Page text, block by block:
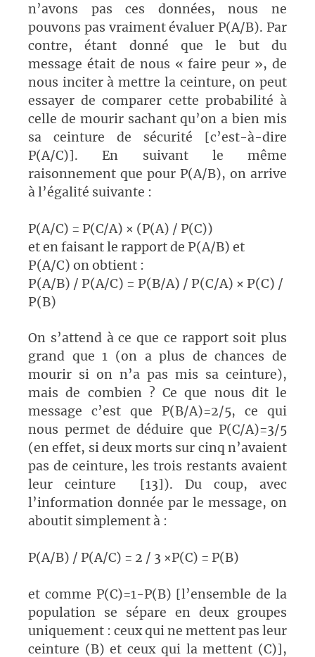
n’avons pas ces données, nous ne
pouvons pas vraiment évaluer P(A/B). Par
contre, étant donné que le but du
message était de nous « faire peur », de
nous inciter à mettre la ceinture, on peut
essayer de comparer cette probabilité à
celle de mourir sachant qu’on a bien mis
sa ceinture de sécurité [c’est-à-dire
P(A/C)]. En suivant le même
raisonnement que pour P(A/B), on arrive
à l’égalité suivante :
P(A/C) = P(C/A) × (P(A) / P(C))
et en faisant le rapport de P(A/B) et
P(A/C) on obtient :
P(A/B) / P(A/C) = P(B/A) / P(C/A) × P(C) /
P(B)
On s’attend à ce que ce rapport soit plus
grand que 1 (on a plus de chances de
mourir si on n’a pas mis sa ceinture),
mais de combien ? Ce que nous dit le
message c’est que P(B/A)=2/5, ce qui
nous permet de déduire que P(C/A)=3/5
(en effet, si deux morts sur cinq n’avaient
pas de ceinture, les trois restants avaient
leur ceinture
[13]). Du coup, avec
l’information donnée par le message, on
aboutit simplement à :
P(A/B) / P(A/C) = 2 / 3 ×P(C) = P(B)
et comme P(C)=1-P(B) [l’ensemble de la
population se sépare en deux groupes
uniquement : ceux qui ne mettent pas leur
ceinture (B) et ceux qui la mettent (C)],